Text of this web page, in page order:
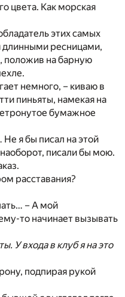
цвета. Как морская
этих самых
длинными ресницами,
положив на барную
немного, – киваю в
пиньяты, намекая на
бумажное
я бы писал на этой
писали бы мою.
расставания?
– А мой
то начинает вызывать
У входа в клуб я на это
подпирая рукой